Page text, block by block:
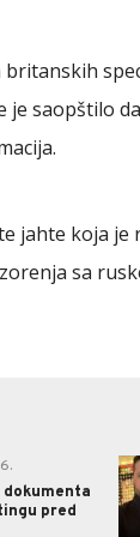
saopštilo
jahte koja je
sa
pred